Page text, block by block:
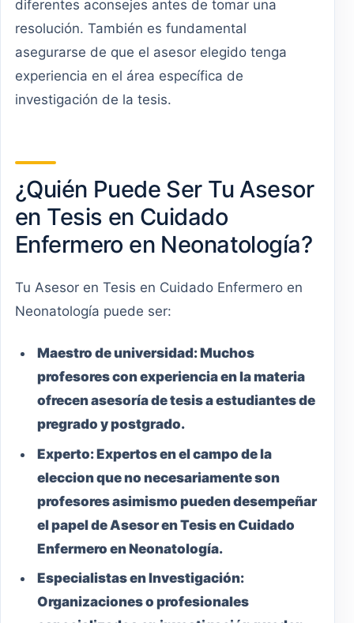
diferentes aconsejes antes de tomar una
resolución. También es fundamental
asegurarse de que el asesor elegido tenga
experiencia en el área específica de
investigación de la tesis.
¿Quién Puede Ser Tu Asesor
en Tesis en Cuidado
Enfermero en Neonatología?
Tu Asesor en Tesis en Cuidado Enfermero en
Neonatología puede ser:
Maestrode universidad:Muchos
profesores con experiencia en la materia
ofrecen asesoría de tesis a estudiantes de
pregrado y postgrado.
Experto:Expertos en el campo de la
eleccion que no necesariamente son
profesores asimismo pueden desempeñar
el papel de Asesor en Tesis en Cuidado
Enfermero en Neonatología.
Especialistas en Investigación:
Organizaciones o profesionales